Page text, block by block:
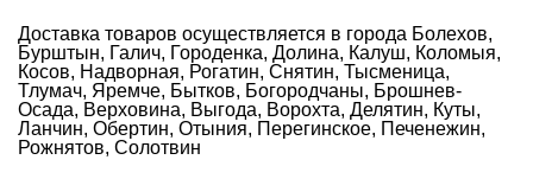
Доставка товаров осуществляется в города Болехов,
Бурштын, Галич, Городенка, Долина, Калуш, Коломыя,
Косов, Надворная, Рогатин, Снятин, Тысменица,
Тлумач, Яремче, Бытков, Богородчаны, Брошнев-
Осада, Верховина, Выгода, Ворохта, Делятин, Куты,
Ланчин, Обертин, Отыния, Перегинское, Печенежин,
Рожнятов, Солотвин